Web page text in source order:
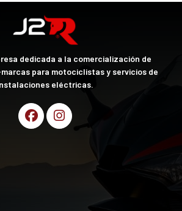
dedicada a la comercialización de
para motociclistas y servicios de
eléctricas.